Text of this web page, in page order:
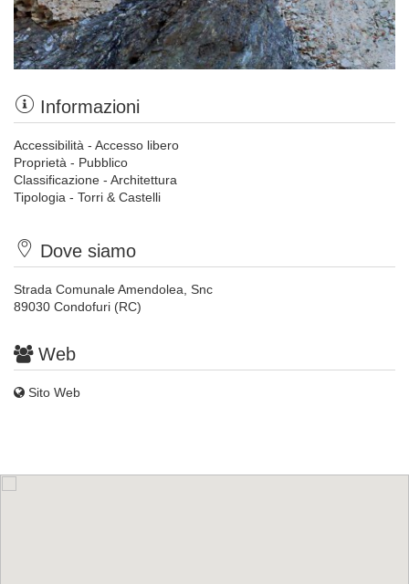
Informazioni
Accessibilità - Accesso libero
Proprietà - Pubblico
Classificazione - Architettura
Tipologia - Torri & Castelli
Dove siamo
Strada Comunale Amendolea, Snc
89030 Condofuri (RC)
Web
Sito Web